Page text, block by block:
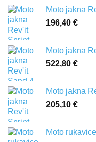
Moto jakna
196,40 €
Moto jakna
522,80 €
Moto jakna
205,10 €
Moto